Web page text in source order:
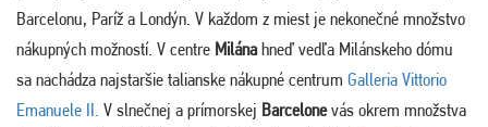
Barcelonu, Paríž a Londýn. V každom z miest je nekonečné množstvo
nákupných možností. V centre Milánahneď vedľa Milánskeho dómu
sa nachádza najstaršie talianske nákupné centrum Galleria Vittorio
Emanuele II. V slnečnej a prímorskej Barcelonevás okrem množstva